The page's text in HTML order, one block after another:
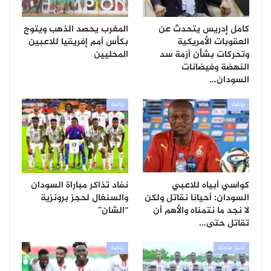
كامل إدريس يتحدث عن
العقوبات الأمريكية
وتحركات بشأن أزمة سد
النهضة وفيضانات
السودان…
المغرب يحصد الذهب ويتوج
بكأس أمم إفريقيا للاعبين
المحليين
رياضة
كواسي أبياه للاعبي
السودان: أحيانا نقاتل ولكن
لا نجد ما نتمناه والأهم أن
تقاتل حتى…
رياضة
نفاد تذاكر مباراة السودان
والسنغال لحجز برونزية
“الشان”
أخبار عاجلة رياضة